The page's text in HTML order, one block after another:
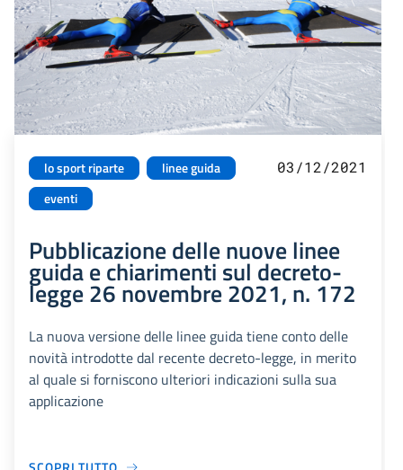
lo sport riparte
linee guida
eventi
03/12/2021
Pubblicazione delle nuove linee
guida e chiarimenti sul decreto-
legge 26 novembre 2021, n. 172
La nuova versione delle linee guida tiene conto delle
novità introdotte dal recente decreto-legge, in merito
al quale si forniscono ulteriori indicazioni sulla sua
applicazione